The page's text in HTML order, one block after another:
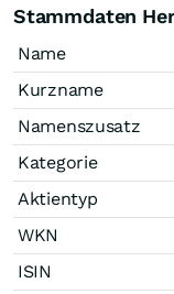
Stammdaten
Name
Kurzname
Namenszusatz
Kategorie
Aktientyp
WKN
ISIN